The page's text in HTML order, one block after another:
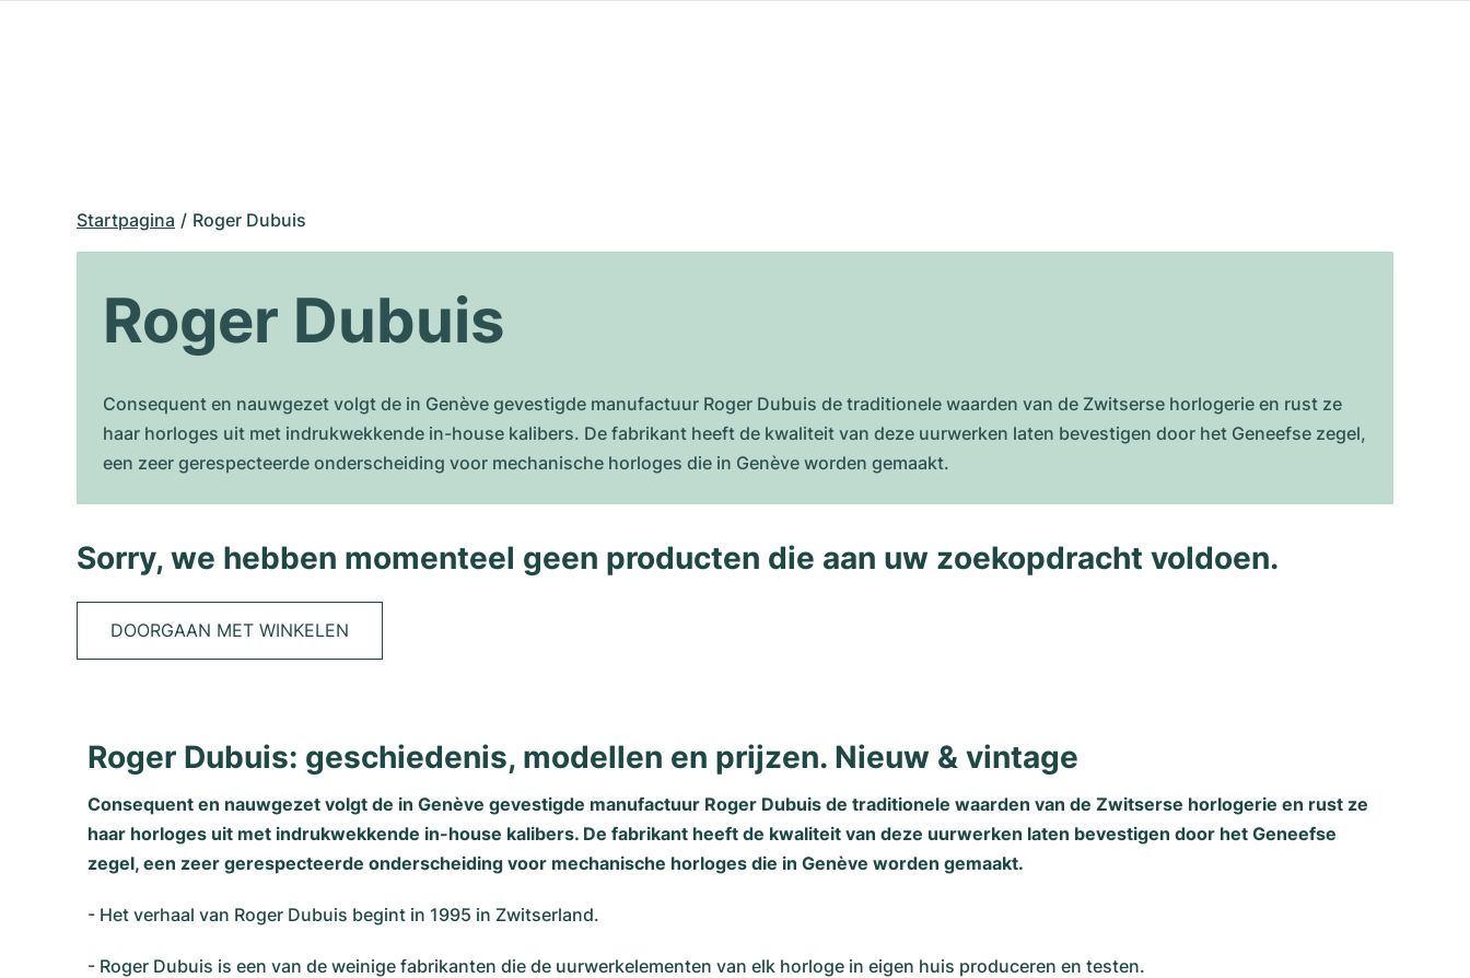
Startpagina Roger Dubuis
Roger Dubuis
Consequent en nauwgezet volgt de in Genève gevestigde manufactuur Roger Dubuis de traditionele waarden van de Zwitserse horlogerie en rust ze
haar horloges uit met indrukwekkende in-house kalibers. De fabrikant heeft de kwaliteit van deze uurwerken laten bevestigen door het Geneefse zegel,
een zeer gerespecteerde onderscheiding voor mechanische horloges die in Genève worden gemaakt.
Sorry, we hebben momenteel geen producten die aan uw zoekopdracht voldoen.
DOORGAAN MET WINKELEN
Roger Dubuis: geschiedenis, modellen en prijzen. Nieuw & vintage
Consequent en nauwgezet volgt de in Genève gevestigde manufactuur Roger Dubuis de traditionele waarden van de Zwitserse horlogerie en rust ze
haar horloges uit met indrukwekkende in-house kalibers. De fabrikant heeft de kwaliteit van deze uurwerken laten bevestigen door het Geneefse
zegel, een zeer gerespecteerde onderscheiding voor mechanische horloges die in Genève worden gemaakt.
- Het verhaal van Roger Dubuis begint in 1995 in Zwitserland.
- Roger Dubuis is een van de weinige fabrikanten die de uurwerkelementen van elk horloge in eigen huis produceren en testen.